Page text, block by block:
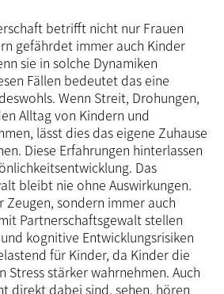
betrifft nicht nur Frauen
gefährdet immer auch Kinder
sie in solche Dynamiken
Fällen bedeutet das eine
Wenn Streit, Drohungen,
Alltag von Kindern und
lässt dies das eigene Zuhause
Diese Erfahrungen hinterlassen
Das
bleibt nie ohne Auswirkungen.
Zeugen, sondern immer auch
Partnerschaftsgewalt stellen
kognitive Entwicklungsrisiken
für Kinder, da Kinder die
Stress stärker wahrnehmen. Auch
direkt dabei sind, sehen, hören